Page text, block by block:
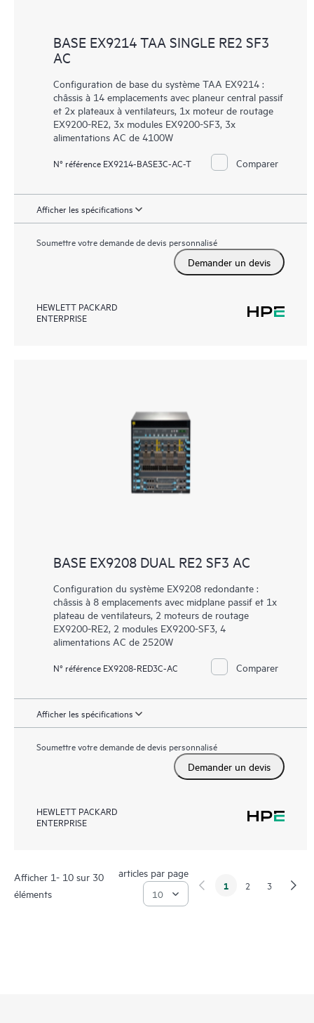
BASE EX9214 TAA SINGLE RE2 SF3
AC
Configuration de base du système TAA EX9214 :
châssis à 14 emplacements avec planeur central passif
et 2x plateaux à ventilateurs, 1x moteur de routage
EX9200-RE2, 3x modules EX9200-SF3, 3x
alimentations AC de 4100W
N° référence EX9214-BASE3C-AC-T Comparer
Afficher les spécifications
Soumettre votre demande de devis personnalisé
Demander un devis
HEWLETT PACKARD
ENTERPRISE
BASE EX9208 DUAL RE2 SF3 AC
Configuration du système EX9208 redondante :
châssis à 8 emplacements avec midplane passif et 1x
plateau de ventilateurs, 2 moteurs de routage
EX9200-RE2, 2 modules EX9200-SF3, 4
alimentations AC de 2520W
N° référence EX9208-RED3C-AC Comparer
Afficher les spécifications
Soumettre votre demande de devis personnalisé
Demander un devis
HEWLETT PACKARD
ENTERPRISE
Afficher 1- 10 sur 30
éléments
articles par page
1 2 3